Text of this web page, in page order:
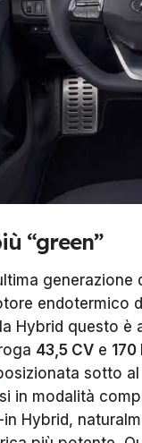
“green”
generazione
endotermico
Hybrid questo
43,5 CV e 170
sotto
in modalità
in Hybrid,